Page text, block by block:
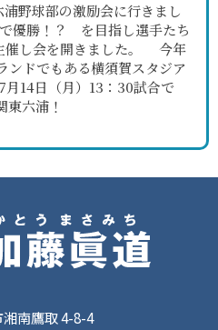
野球部の激励会に行きまし
優勝！？ を目指し選手たち
催し会を開きました。 今年
ンドでもある横須賀スタジア
14日（月）13：30試合で
東六浦！
南鷹取 4-8-4